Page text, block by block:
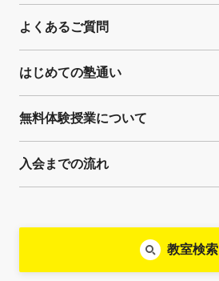
よくあるご質問
はじめての塾通い
無料体験授業について
入会までの流れ
教室検索